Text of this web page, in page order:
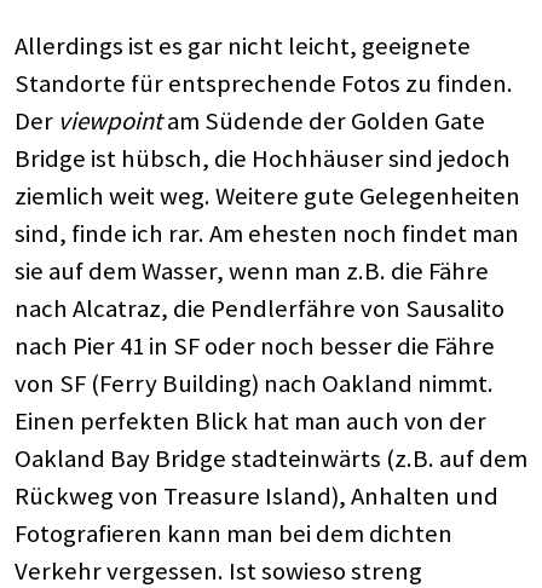
Allerdings ist es gar nicht leicht, geeignete
Standorte für entsprechende Fotos zu finden.
Der viewpointam Südende der Golden Gate
Bridge ist hübsch, die Hochhäuser sind jedoch
ziemlich weit weg. Weitere gute Gelegenheiten
sind, finde ich rar. Am ehesten noch findet man
sie auf dem Wasser, wenn man z.B. die Fähre
nach Alcatraz, die Pendlerfähre von Sausalito
nach Pier 41 in SF oder noch besser die Fähre
von SF (Ferry Building) nach Oakland nimmt.
Einen perfekten Blick hat man auch von der
Oakland Bay Bridge stadteinwärts (z.B. auf dem
Rückweg von Treasure Island), Anhalten und
Fotografieren kann man bei dem dichten
Verkehr vergessen. Ist sowieso streng